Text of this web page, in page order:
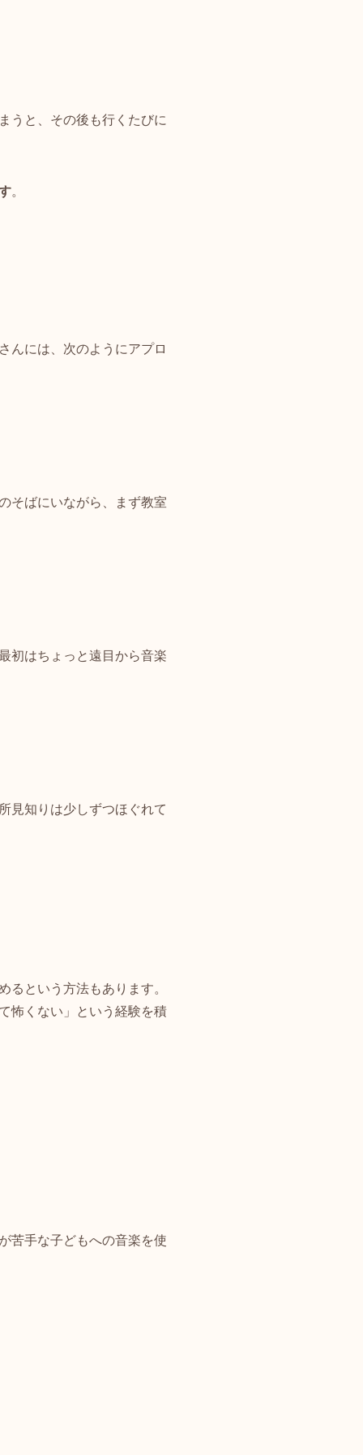
うと、その後も行くたびに
。
んには、次のようにアプロ
そばにいながら、まず教室
初はちょっと遠目から音楽
見知りは少しずつほぐれて
るという方法もあります。
怖くない」という経験を積
苦手な子どもへの音楽を使